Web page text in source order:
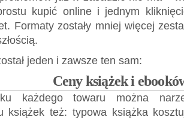
kupić online i jednym
Formaty zostały mniej więcej
jeden i zawsze ten sam:
Ceny książek i
każdego towaru można
książek też: typowa książka